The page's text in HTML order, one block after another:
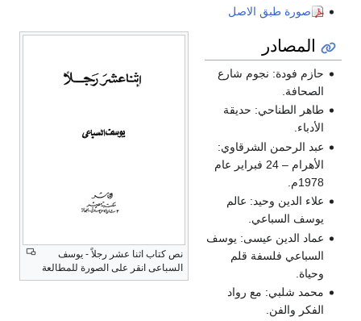
صورة طبق الاصل
نص كتاب اثنا عشر رجلاً - يوسف
السباعى انقر على الصورة للمطالعة
المصادر
حازم فودة: نجوم شارع
الصحافة.
طاهر الطناحي: حديقة
الأدباء.
عبد الرحمن الشرقاوي:
الأهرام – 24 فبراير عام
1978م.
علاء الدين وحيد: عالم
يوسف السباعي.
عماد الدين عيسى: يوسف
السباعي فلسفة قلم
وحياة.
محمد شلبي: مع رواد
الفكر والفن.